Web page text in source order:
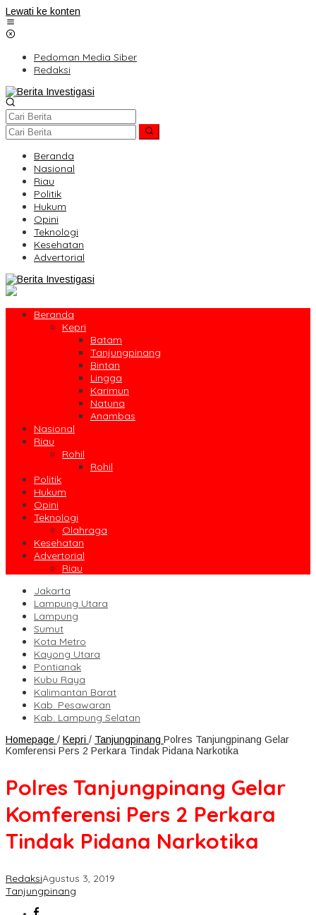
Lewati ke konten
Pedoman Media Siber
Redaksi
Beranda
Nasional
Riau
Politik
Hukum
Opini
Teknologi
Kesehatan
Advertorial
Beranda
Kepri
Batam
Tanjungpinang
Bintan
Lingga
Karimun
Natuna
Anambas
Nasional
Riau
Rohil
Rohil
Politik
Hukum
Opini
Teknologi
Olahraga
Kesehatan
Advertorial
Riau
Jakarta
Lampung Utara
Lampung
Sumut
Kota Metro
Kayong Utara
Pontianak
Kubu Raya
Kalimantan Barat
Kab. Pesawaran
Kab. Lampung Selatan
Homepage / Kepri / Tanjungpinang Polres Tanjungpinang Gelar
Komferensi Pers 2 Perkara Tindak Pidana Narkotika
Polres Tanjungpinang Gelar
Komferensi Pers 2 Perkara
Tindak Pidana Narkotika
RedaksiAgustus 3, 2019
Tanjungpinang